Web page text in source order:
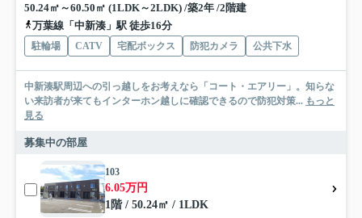
50.24㎡～60.50㎡ (1LDK～2LDK) /築2年 /2階建
万葉線「中新湊」駅 徒歩16分
駐輪場 CATV 宅配ボックス 防犯カメラ 公共下水
中新湊駅周辺への引っ越しをお考えなら「コート・エアリー」。知らな
い来訪者が来てもインターホン越しに確認できるので防犯対策... もっと
見る
募集中の部屋
103
6.05万円
1階 / 50.24㎡ / 1LDK